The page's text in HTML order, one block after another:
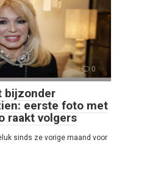
0
bijzonder
eerste foto met
raakt volgers
sinds ze vorige maand voor